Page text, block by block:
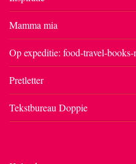
Mamma mia
Op expeditie: food-travel-
Pretletter
Tekstbureau Doppie